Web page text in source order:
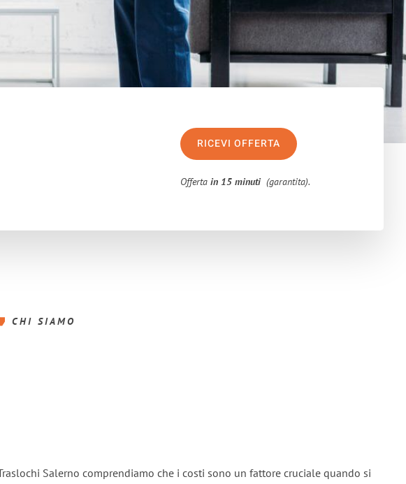
RICEVI OFFERTA
Offertain 15 minuti (garantita).
CHI SIAMO
Salerno comprendiamo che i costi sono un fattore cruciale quando si